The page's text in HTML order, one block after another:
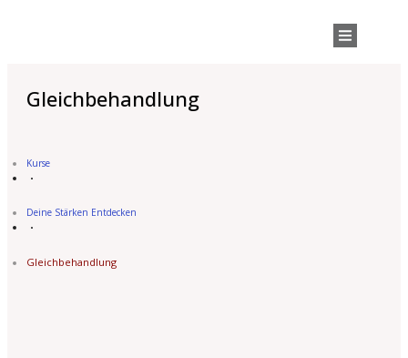
Gleichbehandlung
Kurse
Deine Stärken Entdecken
Gleichbehandlung